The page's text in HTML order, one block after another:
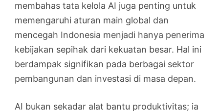
membahas tata kelola AI juga penting untuk
memengaruhi aturan main global dan
mencegah Indonesia menjadi hanya penerima
kebijakan sepihak dari kekuatan besar. Hal ini
berdampak signifikan pada berbagai sektor
pembangunan dan investasi di masa depan.
AI bukan sekadar alat bantu produktivitas; ia